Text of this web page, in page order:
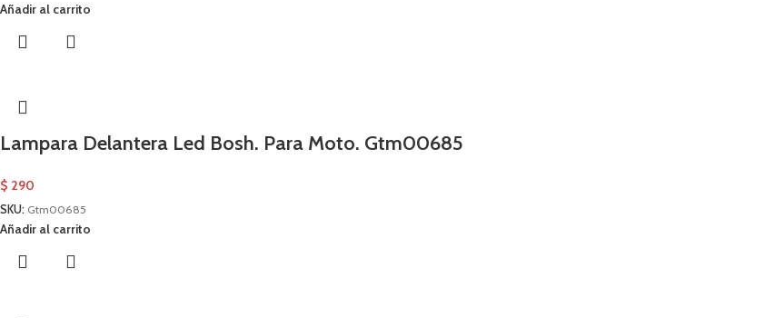
Añadir al carrito
Lampara Delantera Led Bosh. Para Moto. Gtm00685
$ 290
SKU: Gtm00685
Añadir al carrito